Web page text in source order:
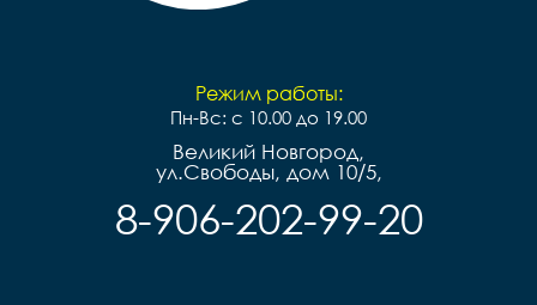
Режим работы:
Пн-Вс: с 10.00 до 19.00
Великий Новгород,
ул.Свободы, дом 10/5,
8-906-202-99-20